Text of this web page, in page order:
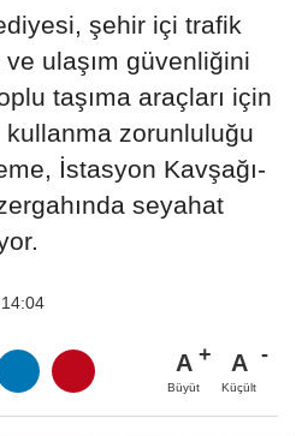
şehir içi trafik
ve ulaşım güvenliğini
taşıma araçları için
kullanma zorunluluğu
İstasyon Kavşağı-
seyahat
A
Büyüt
A
Küçült